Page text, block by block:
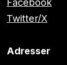
Facebook
Twitter/X
Adresser